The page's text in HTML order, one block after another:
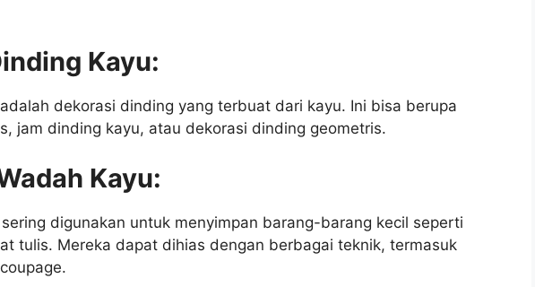
Kayu:
dekorasi dinding yang terbuat dari kayu. Ini bisa berupa
jam dinding kayu, atau dekorasi dinding geometris.
Kayu:
digunakan untuk menyimpan barang-barang kecil seperti
tulis. Mereka dapat dihias dengan berbagai teknik, termasuk